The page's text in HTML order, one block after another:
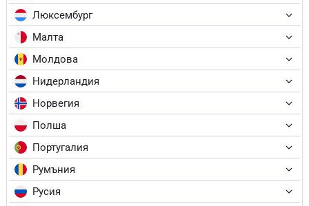
Люксембург
Малта
Молдова
Нидерландия
Норвегия
Полша
Португалия
Румъния
Русия